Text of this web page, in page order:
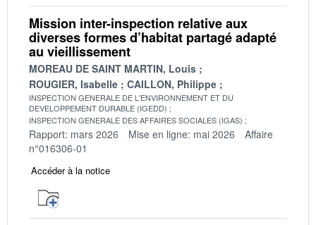
Mission inter-inspection relative aux
diverses formes d’habitat partagé adapté
au vieillissement
MOREAU DE SAINT MARTIN, Louis
ROUGIER, Isabelle
CAILLON, Philippe
INSPECTION GENERALE DE L'ENVIRONNEMENT ET DU
DEVELOPPEMENT DURABLE (IGEDD)
INSPECTION GENERALE DES AFFAIRES SOCIALES (IGAS)
Rapport: mars 2026 Mise en ligne: mai 2026
Affaire
n°016306-01
Accéder à la notice